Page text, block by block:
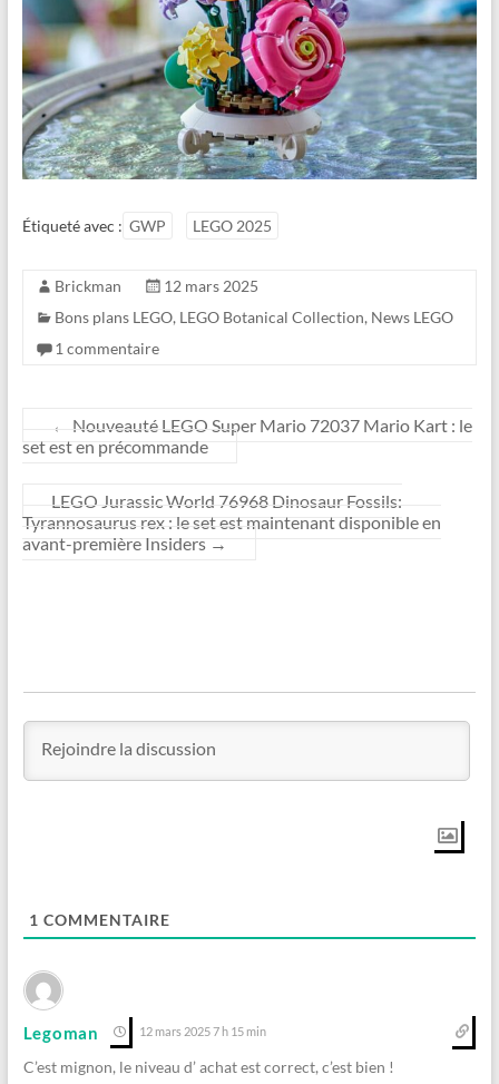
Étiqueté avec : GWP LEGO 2025
Brickman
12 mars 2025
Bons plans LEGO, LEGO Botanical Collection, News LEGO
1 commentaire
←
Nouveauté LEGO Super Mario 72037 Mario Kart : le
set est en précommande
LEGO Jurassic World 76968 Dinosaur Fossils:
Tyrannosaurus rex : le set est maintenant disponible en
avant-première Insiders →
1 COMMENTAIRE
Legoman 12 mars 2025 7 h 15 min
C’est mignon, le niveau d’ achat est correct, c’est bien !